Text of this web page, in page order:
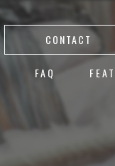
CONTACT
FAQ
ハイ